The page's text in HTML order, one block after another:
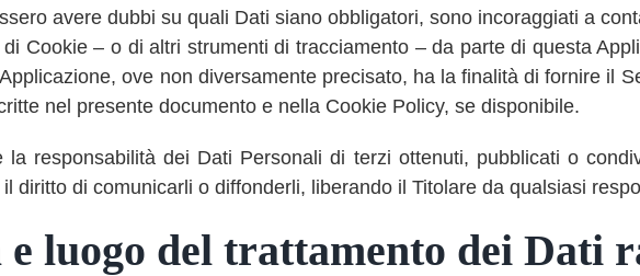
avere dubbi su quali Dati siano obbligatori, sono incoraggiati a
di Cookie – o di altri strumenti di tracciamento – da parte di questa
ove non diversamente precisato, ha la finalità di fornire il
nel presente documento e nella Cookie Policy, se disponibile.
la responsabilità dei Dati Personali di terzi ottenuti, pubblicati o
diritto di comunicarli o diffonderli, liberando il Titolare da qualsiasi
luogo del trattamento dei Dati